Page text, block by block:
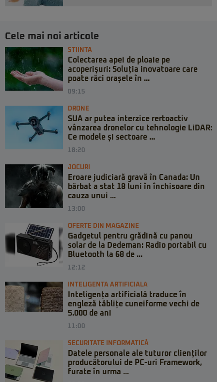
Cele mai noi articole
STIINTA
Colectarea apei de ploaie pe
acoperișuri: Soluția inovatoare care
poate răci orașele în ...
09:15
DRONE
SUA ar putea interzice rertoactiv
vânzarea dronelor cu tehnologie LiDAR:
Ce modele și sectoare ...
18:20
JOCURI
Eroare judiciară gravă în Canada: Un
bărbat a stat 18 luni în închisoare din
cauza unui ...
13:00
OFERTE DIN MAGAZINE
Gadgetul pentru grădină cu panou
solar de la Dedeman: Radio portabil cu
Bluetooth la 68 de ...
12:12
INTELIGENTA ARTIFICIALA
Inteligența artificială traduce în
engleză tăblițe cuneiforme vechi de
5.000 de ani
11:00
SECURITATE INFORMATICĂ
Datele personale ale tuturor clienților
producătorului de PC-uri Framework,
furate în urma ...